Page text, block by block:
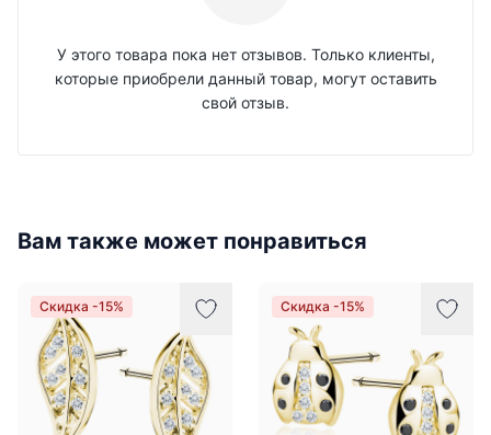
У этого товара пока нет отзывов. Только клиенты,
которые приобрели данный товар, могут оставить
свой отзыв.
Вам также может понравиться
Скидка -15% Скидка -15%